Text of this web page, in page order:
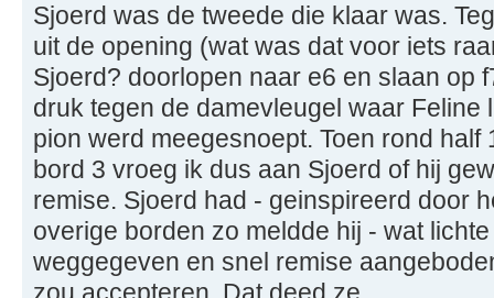
Sjoerd was de tweede die klaar was.
uit de opening (wat was dat voor iets
Sjoerd? doorlopen naar e6 en slaan op
druk tegen de damevleugel waar Feline
pion werd meegesnoept. Toen rond half
bord 3 vroeg ik dus aan Sjoerd of hij
remise. Sjoerd had - geinspireerd door
overige borden zo meldde hij - wat
weggegeven en snel remise